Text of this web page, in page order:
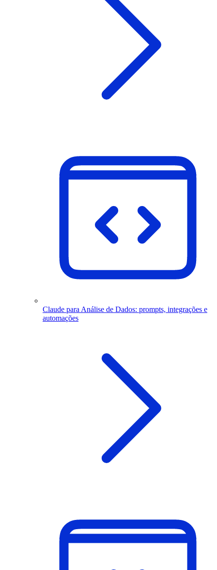
Claude para Análise de Dados: prompts, integrações e
automações